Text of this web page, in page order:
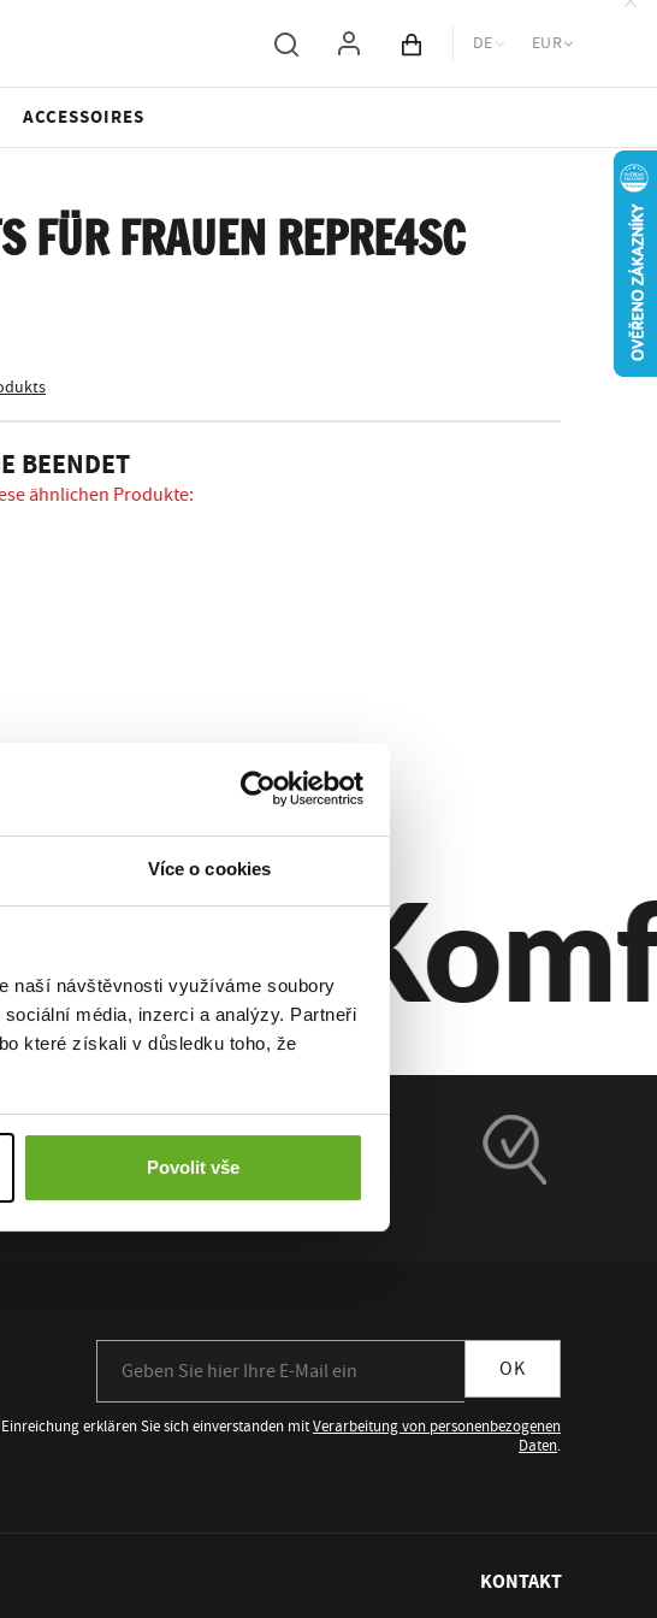
Více o cookies
naší návštěvnosti využíváme soubory
média, inzerci a analýzy. Partneři
které získali v důsledku toho, že
Povolit vše
Inhalt des Wagens
DE EUR
ACCESSOIRES
FÜR FRAUEN REPRE4SC
BEENDET
ähnlichen Produkte:
Stil.
OK
erklären Sie sich einverstanden mitVerarbeitung von personenbezogenen
Daten.
KONTAKT